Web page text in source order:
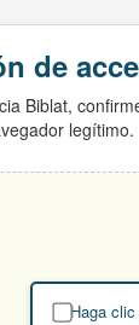
de
Biblat,
legítimo.
Haga